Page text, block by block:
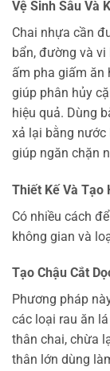
Vệ Sinh Sâu Và
Chai nhựa cần
bẩn, đường và
ấm pha giấm ăn
giúp phân hủy
hiệu quả. Dùng
xả lại bằng nước
giúp ngăn chặn
Thiết Kế Và Tạo
Có nhiều cách
không gian và
Tạo Chậu Cắt
Phương pháp
các loại rau ăn
thân chai, chừa
thân lớn dùng